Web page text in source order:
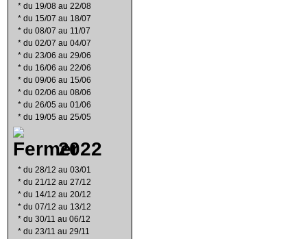
* du 19/08 au 22/08
* du 15/07 au 18/07
* du 08/07 au 11/07
* du 02/07 au 04/07
* du 23/06 au 29/06
* du 16/06 au 22/06
* du 09/06 au 15/06
* du 02/06 au 08/06
* du 26/05 au 01/06
* du 19/05 au 25/05
2022
* du 28/12 au 03/01
* du 21/12 au 27/12
* du 14/12 au 20/12
* du 07/12 au 13/12
* du 30/11 au 06/12
* du 23/11 au 29/11